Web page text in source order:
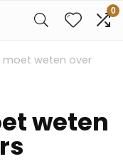
0
moet weten over
weten